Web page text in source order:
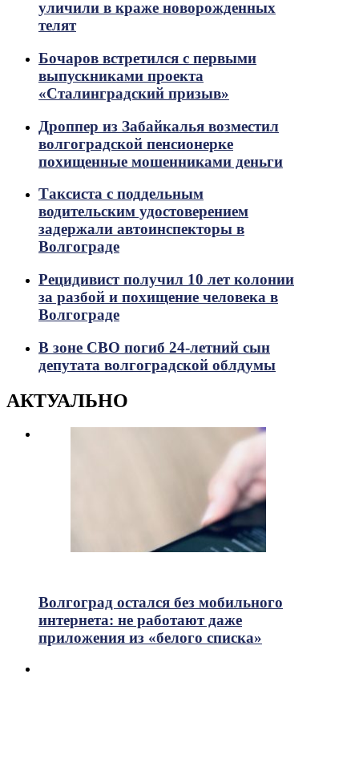
уличили в краже новорожденных
телят
Бочаров встретился с первыми
выпускниками проекта
«Сталинградский призыв»
Дроппер из Забайкалья возместил
волгоградской пенсионерке
похищенные мошенниками деньги
Таксиста с поддельным
водительским удостоверением
задержали автоинспекторы в
Волгограде
Рецидивист получил 10 лет колонии
за разбой и похищение человека в
Волгограде
В зоне СВО погиб 24-летний сын
депутата волгоградской облдумы
АКТУАЛЬНО
Волгоград остался без мобильного
интернета: не работают даже
приложения из «белого списка»